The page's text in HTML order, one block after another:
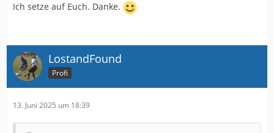
Ich setze auf Euch. Danke.
LostandFound
Profi
13. Juni 2025 um 18:39